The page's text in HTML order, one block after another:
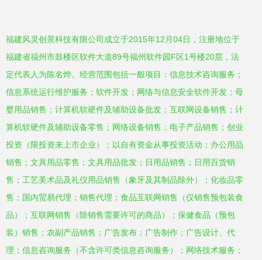
福建风灵创景科技有限公司成立于2015年12月04日，注册地位于
福建省福州市鼓楼区软件大道89号福州软件园F区1号楼20层，法
定代表人为陈名烨。经营范围包括一般项目：信息技术咨询服务；
信息系统运行维护服务；软件开发；网络与信息安全软件开发；母
婴用品销售；计算机软硬件及辅助设备批发；互联网设备销售；计
算机软硬件及辅助设备零售；网络设备销售；电子产品销售；创业
投资（限投资未上市企业）；以自有资金从事投资活动；办公用品
销售；文具用品零售；文具用品批发；日用品销售；日用百货销
售；工艺美术品及礼仪用品销售（象牙及其制品除外）；化妆品零
售；国内贸易代理；销售代理；食品互联网销售（仅销售预包装食
品）；互联网销售（除销售需要许可的商品）；保健食品（预包
装）销售；农副产品销售；广告发布；广告制作；广告设计、代
理；信息咨询服务（不含许可类信息咨询服务）；网络技术服务；